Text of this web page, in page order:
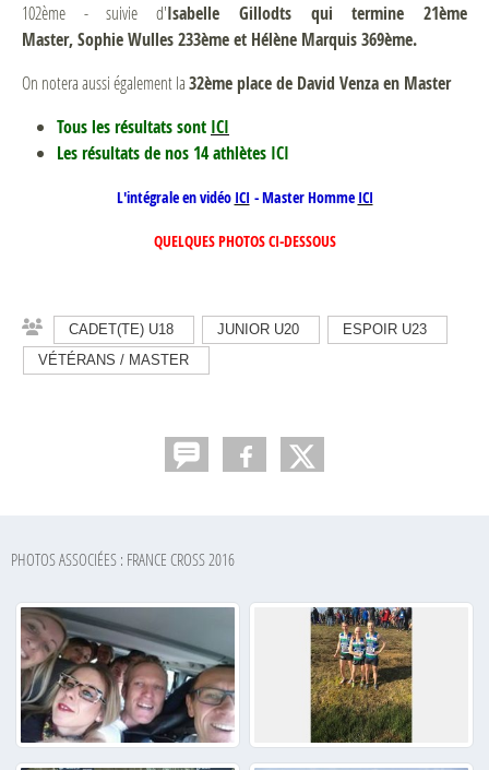
102ème - suivie d'Isabelle Gillodts qui termine 21ème
Master,Sophie Wulles 233ème et Hélène Marquis 369ème.
On notera aussi également la32ème place de David Venza en Master
Tous les résultats sont ICI
Les résultats de nos 14 athlètes ICI
L'intégrale en vidéo ICI - Master Homme ICI
QUELQUES PHOTOS CI-DESSOUS
CADET(TE) U18 JUNIOR U20
ESPOIR U23
VÉTÉRANS / MASTER
PHOTOS ASSOCIÉES : FRANCE CROSS 2016